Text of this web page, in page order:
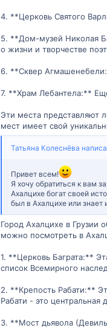
4. **Церковь Святого
5. **Дом-музей Николая
о жизни и творчестве
6. **Сквер
7. **Храм Лебантела:**
Эти места представляют
мест имеет свой
Татьяна Колеснёва
Привет всем!
Я хочу обратиться к вам
Ахалцихе богат своей
был в Ахалцихе или
Город Ахалцихе в Грузии
можно посмотреть в
1. **Церковь Баграта:**
список Всемирного
2. **Крепость Рабати:**
Рабати - это центральная
3. **Мост дьявола